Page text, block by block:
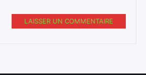
LAISSER UN COMMENTAIRE